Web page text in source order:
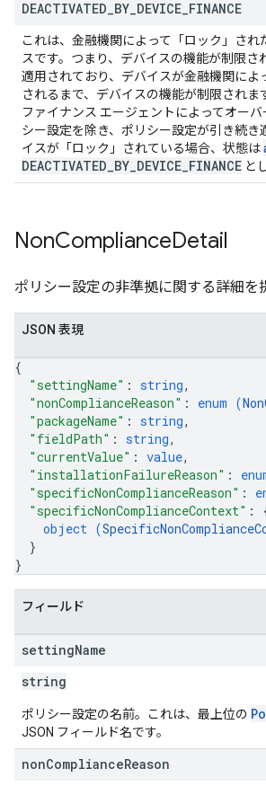
DEACTIVATED BY DEVICE FINANCE
これは、金融機関によって「ロック」され
スです。つまり、デバイスの機能が制限さ
適用されており、デバイスが金融機関によ
されるまで、デバイスの機能が制限されま
ファイナンス エージェントによってオー
シー設定を除き、ポリシー設定が引き続き
イスが「ロック」されている場合、状態は
DEACTIVATED BY DEVICE FINANCE と
NonComplianceDetail
ポリシー設定の非準拠に関する詳細を
JSON 表現
{
"settingName" : string,
"nonComplianceReason" : enum (
"packageName" : string,
"fieldPath" : string,
"currentValue" : value,
"installationFailureReason" :
"specificNonComplianceReason" :
"specificNonComplianceContext" :
object (
}
}
フィールド
settingName
string
ポリシー設定の名前。これは、最上位の
JSON フィールド名です。
nonComplianceReason